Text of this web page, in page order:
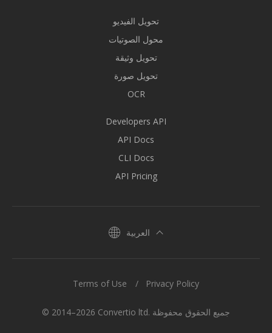
تحويل الفيديو
محول الصوتيات
تحويل وثيقة
تحويل صورة
OCR
Developers API
API Docs
CLI Docs
API Pricing
العربية
© 2014–2026 Convertio ltd. جميع الحقوق محفوظة
Terms of Use Privacy Policy